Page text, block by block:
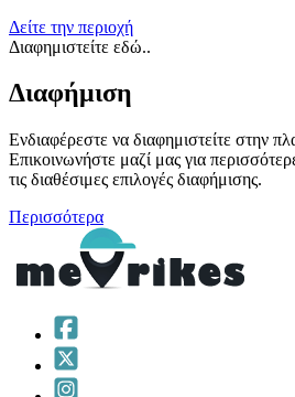
Δείτε την περιοχή
Διαφημιστείτε εδώ..
Διαφήμιση
Ενδιαφέρεστε να διαφημιστείτε στην
Επικοινωνήστε μαζί μας για
τις διαθέσιμες επιλογές διαφήμισης.
Περισσότερα